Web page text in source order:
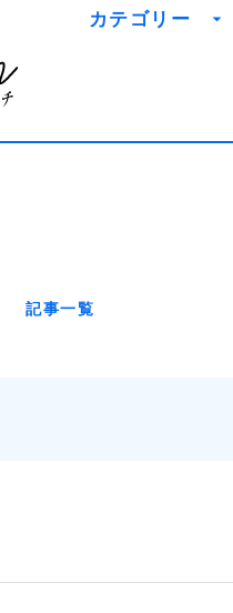
カテゴリー
ミライを
記事一覧